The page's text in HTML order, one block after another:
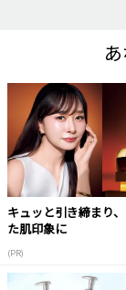
キュッと引き締まり
た肌印象に
(PR)